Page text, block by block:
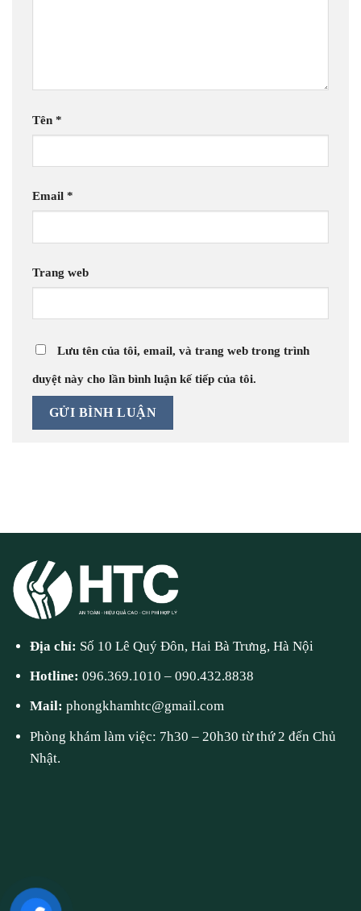
Tên *
Email *
Trang web
Lưu tên của tôi, email, và trang web trong trình
duyệt này cho lần bình luận kế tiếp của tôi.
Địa chỉ: Số 10 Lê Quý Đôn, Hai Bà Trưng, Hà Nội
Hotline:096.369.1010 –090.432.8838
Mail:phongkhamhtc@gmail.com
Phòng khám làm việc: 7h30 – 20h30 từ thứ 2 đến Chủ
Nhật.